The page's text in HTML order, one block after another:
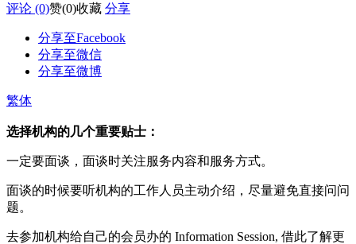
评论 (0)赞(0)收藏 分享
分享至Facebook
分享至微信
分享至微博
繁体
选择机构的几个重要贴士：
一定要面谈，面谈时关注服务内容和服务方式。
面谈的时候要听机构的工作人员主动介绍，尽量避免直接问问
题。
去参加机构给自己的会员办的 Information Session, 借此了解更